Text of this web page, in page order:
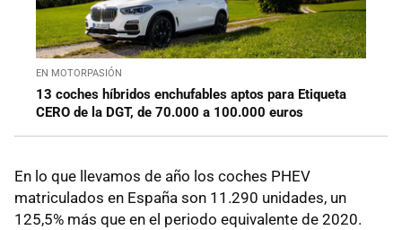
EN MOTORPASIÓN
13 coches híbridos enchufables aptos para Etiqueta
CERO de la DGT, de 70.000 a 100.000 euros
En lo que llevamos de año los coches PHEV
matriculados en España son 11.290 unidades, un
125,5% más que en el periodo equivalente de 2020.